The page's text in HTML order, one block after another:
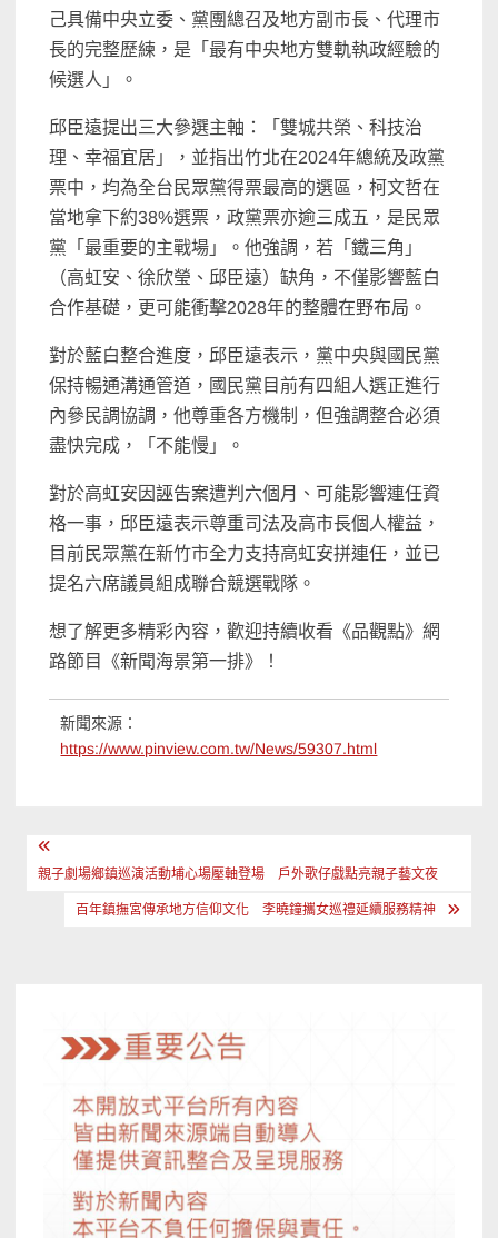
己具備中央立委、黨團總召及地方副市長、代理市
長的完整歷練，是「最有中央地方雙軌執政經驗的
候選人」。
邱臣遠提出三大參選主軸：「雙城共榮、科技治
理、幸福宜居」，並指出竹北在2024年總統及政黨
票中，均為全台民眾黨得票最高的選區，柯文哲在
當地拿下約38%選票，政黨票亦逾三成五，是民眾
黨「最重要的主戰場」。他強調，若「鐵三角」
（高虹安、徐欣瑩、邱臣遠）缺角，不僅影響藍白
合作基礎，更可能衝擊2028年的整體在野布局。
對於藍白整合進度，邱臣遠表示，黨中央與國民黨
保持暢通溝通管道，國民黨目前有四組人選正進行
內參民調協調，他尊重各方機制，但強調整合必須
盡快完成，「不能慢」。
對於高虹安因誣告案遭判六個月、可能影響連任資
格一事，邱臣遠表示尊重司法及高市長個人權益，
目前民眾黨在新竹市全力支持高虹安拼連任，並已
提名六席議員組成聯合競選戰隊。
想了解更多精彩內容，歡迎持續收看《品觀點》網
路節目《新聞海景第一排》！
新聞來源：
https://www.pinview.com.tw/News/59307.html
文
章
親子劇場鄉鎮巡演活動埔心場壓軸登場 戶外歌仔戲點亮親子藝文夜
百年鎮撫宮傳承地方信仰文化 李曉鐘攜女巡禮延續服務精神